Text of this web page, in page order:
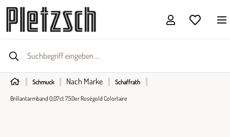
Schmuck Nach Marke Schaffrath
Brillantarmband 0,07ct 750er Roségold Colortaire